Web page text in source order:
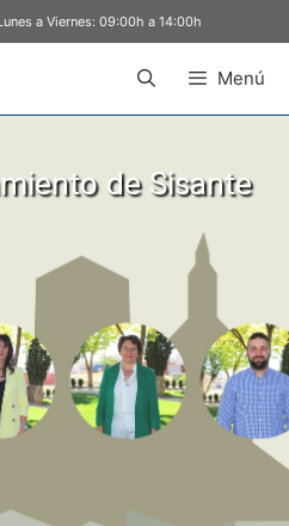
a Viernes: 09:00h a 14:00h
Menú
de Sisante